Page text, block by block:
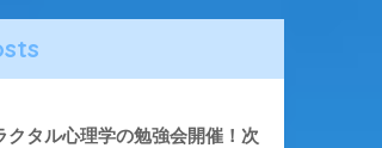
クタル心理学の勉強会開催！次